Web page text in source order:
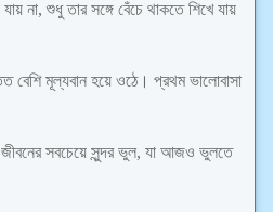
না, শুধু তার সঙ্গে বেঁচে থাকতে শিখে যায়
বেশি মূল্যবান হয়ে ওঠে। প্রথম ভালোবাসা
সবচেয়ে সুন্দর ভুল, যা আজও ভুলতে